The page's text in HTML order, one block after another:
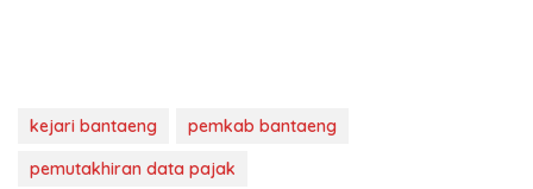
kejari bantaeng
pemkab bantaeng
pemutakhiran data pajak